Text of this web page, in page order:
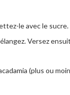
le avec le sucre.
Versez
(plus ou